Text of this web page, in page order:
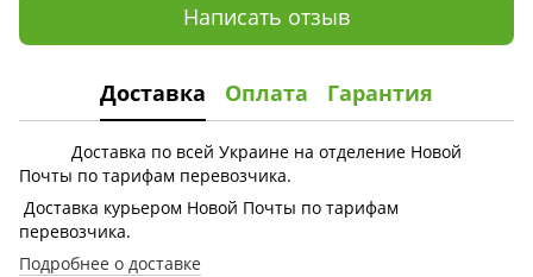
Написать отзыв
Доставка Оплата Гарантия
Доставка по всей Украине на отделение Новой
Почты по тарифам перевозчика.
Доставка курьером Новой Почты по тарифам
перевозчика.
Подробнее о доставке